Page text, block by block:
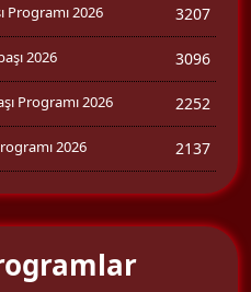
Programı 2026 3207
2026 3096
Programı 2026 2252
2026 2137